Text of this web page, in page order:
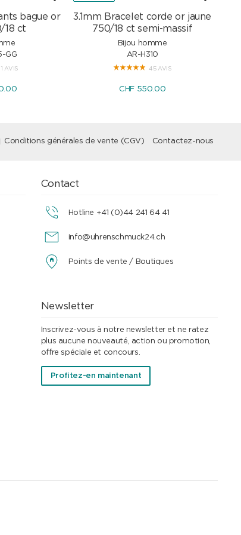
bague or
18 ct
GG
1 AVIS
3.1mm Bracelet corde or jaune
750/18 ct semi-massif
Bijou homme
AR-H310
45 AVIS
CHF 550.00
Conditions générales de vente (CGV) Contactez-nous
Contact
Hotline +41 (0)44 241 64 41
info@uhrenschmuck24.ch
Points de vente / Boutiques
Newsletter
Inscrivez-vous à notre newsletter et ne ratez
plus aucune nouveauté, action ou promotion,
offre spéciale et concours.
Profitez-en maintenant